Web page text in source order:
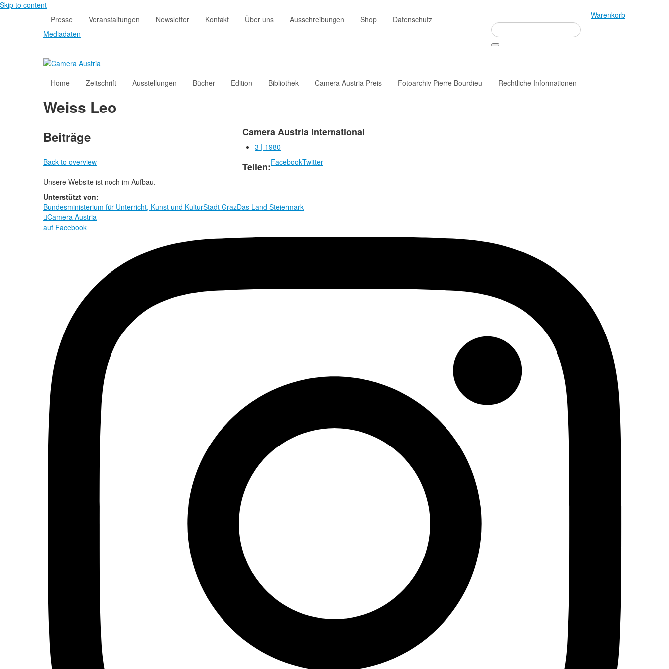
Skip to content
Presse
Veranstaltungen Newsletter Kontakt Über uns Ausschreibungen Shop
Datenschutz
Mediadaten
Warenkorb
Home Zeitschrift Ausstellungen Bücher Edition Bibliothek Camera Austria Preis Fotoarchiv Pierre Bourdieu Rechtliche Informationen
Weiss Leo
Beiträge Camera Austria International
3 | 1980
Back to overview
Teilen:FacebookTwitter
Unsere Website ist noch im Aufbau.
Unterstützt von:
Bundesministerium für Unterricht, Kunst und KulturStadt GrazDas Land Steiermark
Camera Austria
auf Facebook